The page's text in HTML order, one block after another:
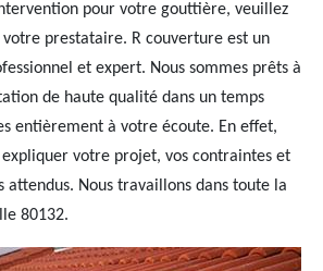
pour votre gouttière, veuillez
prestataire. R couverture est un
et expert. Nous sommes prêts à
de haute qualité dans un temps
entièrement à votre écoute. En effet,
expliquer votre projet, vos contraintes et
attendus. Nous travaillons dans toute la
80132.